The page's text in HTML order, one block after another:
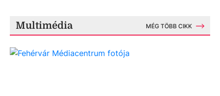
Multimédia MÉG TÖBB CIKK